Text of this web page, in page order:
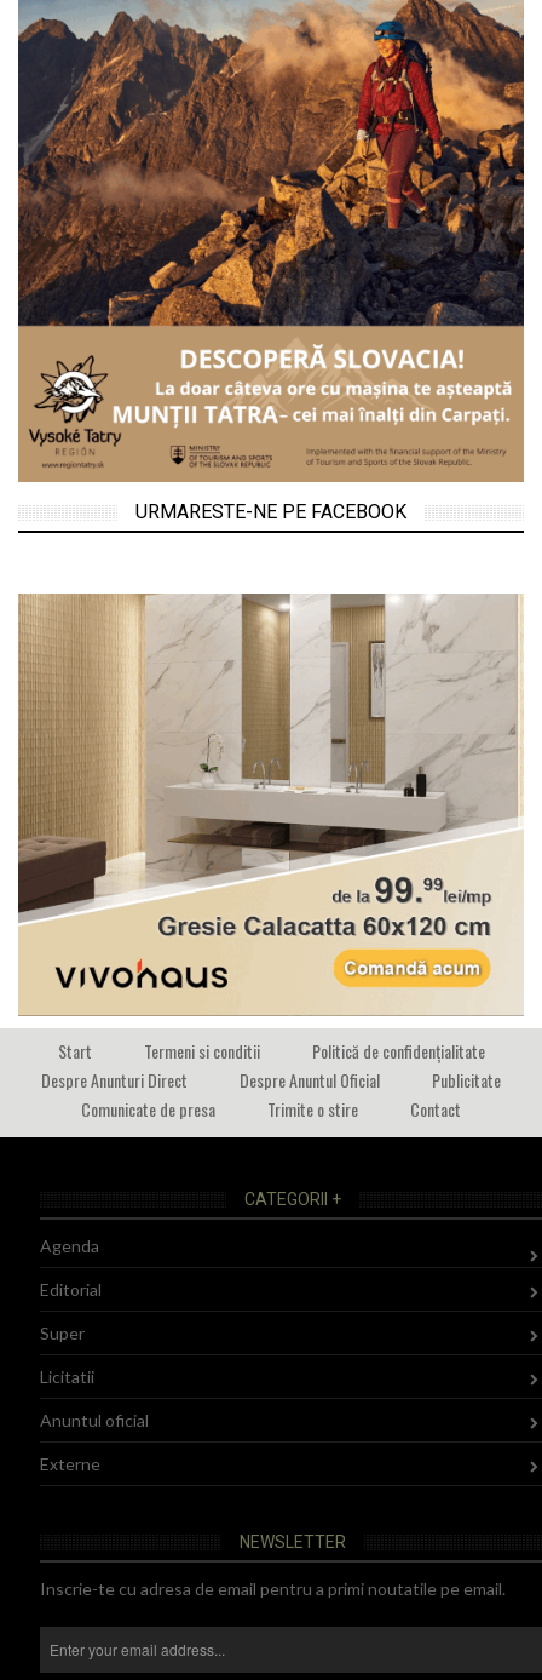
URMARESTE-NE PE FACEBOOK
Start Termeni si conditii
Politică de confidențialitate
Despre Anunturi Direct
Despre Anuntul Oficial
Publicitate
Comunicate de presa
Trimite o stire Contact
CATEGORII +
Agenda
Editorial
Super
Licitatii
Anuntul oficial
Externe
NEWSLETTER
Inscrie-te cu adresa de email pentru a primi noutatile pe email.